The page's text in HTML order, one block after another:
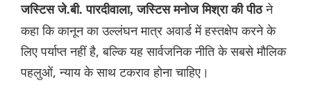
जस्टिस जे.बी. पारदीवाला, जस्टिस मनोज मिश्रा की पीठने
कहा कि कानून का उल्लंघन मात्र अवार्ड में हस्तक्षेप करने के
लिए पर्याप्त नहीं है, बल्कि यह सार्वजनिक नीति के सबसे मौलिक
पहलुओं, न्याय के साथ टकराव होना चाहिए।